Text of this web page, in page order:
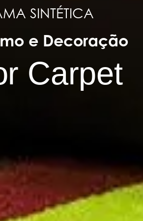
SINTÉTICA
e Decoração
Carpet